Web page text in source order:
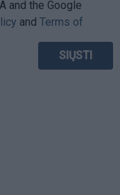
and the Google
and Terms of